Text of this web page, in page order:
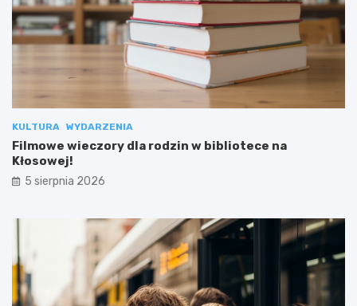
KULTURA WYDARZENIA
Filmowe wieczory dla rodzin w bibliotece na
Kłosowej!
5 sierpnia 2026